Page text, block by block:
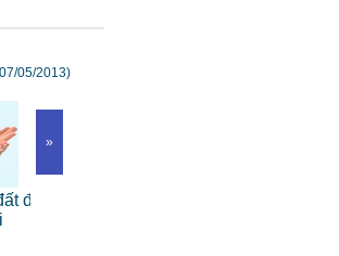
05/2013)
»